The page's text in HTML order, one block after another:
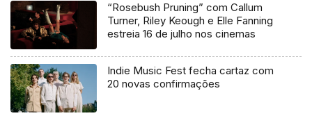
“Rosebush Pruning” com Callum
Turner, Riley Keough e Elle Fanning
estreia 16 de julho nos cinemas
Indie Music Fest fecha cartaz com
20 novas confirmações